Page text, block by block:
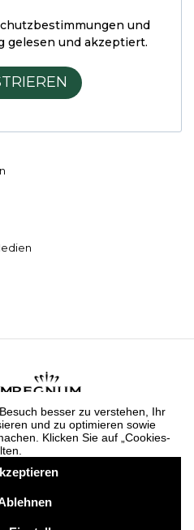
und
gelesen und akzeptiert.
vorbehalten.
der Informationsgesellschaft